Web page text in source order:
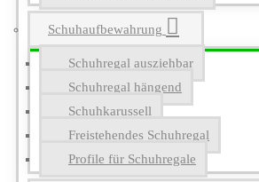
Schuhaufbewahrung
Schuhregal ausziehbar
Schuhregal hängend
Schuhkarussell
Freistehendes Schuhregal
Profile für Schuhregale